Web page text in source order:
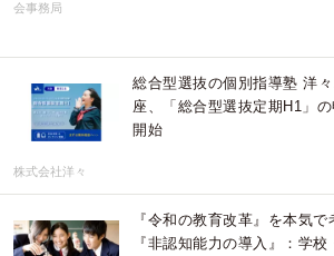
会事務局
総合型選抜の個別指導塾 洋
座、「総合型選抜定期H1」
開始
株式会社洋々
『令和の教育改革』を本気
『非認知能力の導入』：学